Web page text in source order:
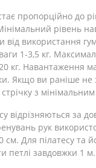
пропорційно до
рівень
від використання
1-3,5 кг.
кг. Навантаження
Якщо ви раніше не
з
відрізняються за
рук
см. Для пілатесу та
петлі завдовжки 1 м.